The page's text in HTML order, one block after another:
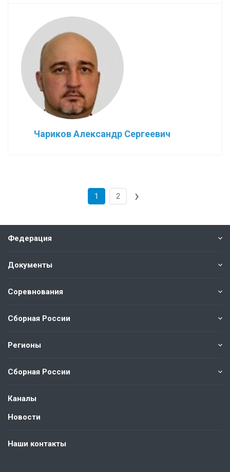
Чариков Александр Сергеевич
1 2 ›
Федерация
Документы
Соревнования
Сборная России
Регионы
Сборная России
Каналы
Новости
Наши контакты